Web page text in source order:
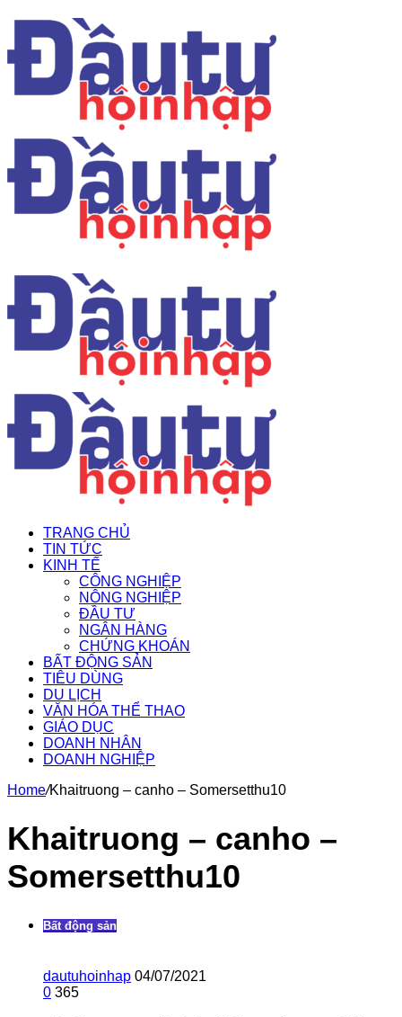
TRANG CHỦ
TIN TỨC
KINH TẾ
CÔNG NGHIỆP
NÔNG NGHIỆP
ĐẦU TƯ
NGÂN HÀNG
CHỨNG KHOÁN
BẤT ĐỘNG SẢN
TIÊU DÙNG
DU LỊCH
VĂN HÓA THỂ THAO
GIÁO DỤC
DOANH NHÂN
DOANH NGHIỆP
Home/Khaitruong – canho – Somersetthu10
Khaitruong – canho –
Somersetthu10
Bất động sản
dautuhoinhap 04/07/2021
0 365